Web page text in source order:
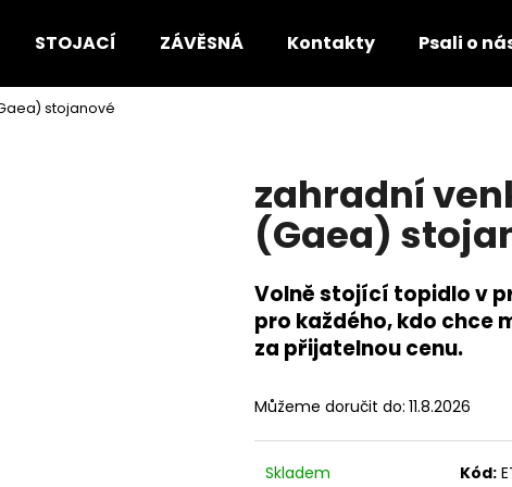
STOJACÍ ZÁVĚSNÁ Kontakty Psali o
stojanové
zahradní
(Gaea)
Volně stojící topidlo v
pro každého, kdo chce
za přijatelnou cenu.
Můžeme doručit do: 11.8.2026
Skladem Kód:
Co potřebujete najít?
HLEDAT